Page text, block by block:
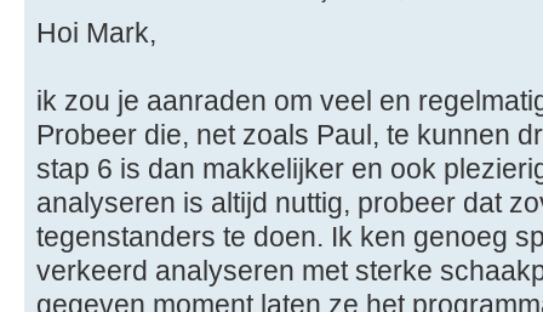
Hoi Mark,
ik zou je aanraden om veel en
Probeer die, net zoals Paul, te kunnen
stap 6 is dan makkelijker en ook
analyseren is altijd nuttig, probeer dat
tegenstanders te doen. Ik ken genoeg
verkeerd analyseren met sterke
gegeven moment laten ze het